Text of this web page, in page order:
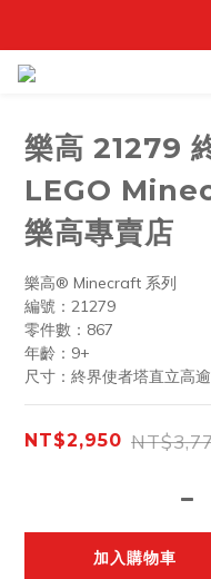
樂高 21279
LEGO
樂高專賣店
樂高® Minecraft 系列
編號：21279
零件數：867
年齡：9+
尺寸：終界使者塔直立高
NT$2,950
加入購物車